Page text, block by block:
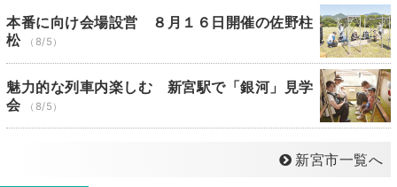
本番に向け会場設営 ８月１６日開催の佐野柱
松
（8/5）
魅力的な列車内楽しむ 新宮駅で「銀河」見学
会
（8/5）
新宮市一覧へ